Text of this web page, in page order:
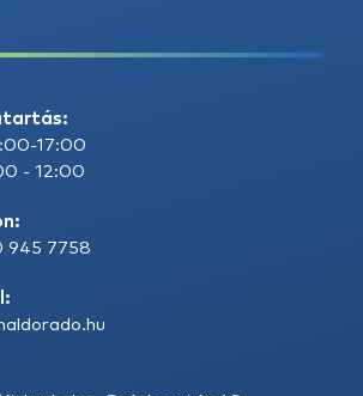
17:00
- 12:00
945 7758